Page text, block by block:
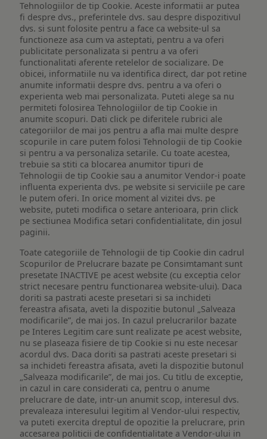
Tehnologiilor de tip Cookie. Aceste informatii ar putea
fi despre dvs., preferintele dvs. sau despre dispozitivul
dvs. si sunt folosite pentru a face ca website-ul sa
functioneze asa cum va asteptati, pentru a va oferi
publicitate personalizata si pentru a va oferi
functionalitati aferente retelelor de socializare. De
obicei, informatiile nu va identifica direct, dar pot retine
anumite informatii despre dvs. pentru a va oferi o
experienta web mai personalizata. Puteti alege sa nu
permiteti folosirea Tehnologiilor de tip Cookie in
anumite scopuri. Dati click pe diferitele rubrici ale
categoriilor de mai jos pentru a afla mai multe despre
scopurile in care putem folosi Tehnologii de tip Cookie
si pentru a va personaliza setarile. Cu toate acestea,
trebuie sa stiti ca blocarea anumitor tipuri de
Tehnologii de tip Cookie sau a anumitor Vendor-i poate
influenta experienta dvs. pe website si serviciile pe care
le putem oferi. In orice moment al vizitei dvs. pe
website, puteti modifica o setare anterioara, prin click
pe sectiunea Modifica setari confidentialitate, din josul
paginii.
Toate categoriile de Tehnologii de tip Cookie din cadrul
Scopurilor de Prelucrare bazate pe Consimtamant sunt
presetate INACTIVE pe acest website (cu exceptia celor
strict necesare pentru functionarea website-ului). Daca
doriti sa pastrati aceste presetari si sa inchideti
fereastra afisata, aveti la dispozitie butonul „Salveaza
modificarile”, de mai jos. In cazul prelucrarilor bazate
pe Interes Legitim care sunt realizate pe acest website,
nu se plaseaza fisiere de tip Cookie si nu este necesar
acordul dvs. Daca doriti sa pastrati aceste presetari si
sa inchideti fereastra afisata, aveti la dispozitie butonul
„Salveaza modificarile”, de mai jos. Cu titlu de exceptie,
in cazul in care considerati ca, pentru o anume
prelucrare de date, intr-un anumit scop, interesul dvs.
prevaleaza interesului legitim al Vendor-ului respectiv,
va puteti exercita dreptul de opozitie la prelucrare, prin
accesarea politicii de confidentialitate a Vendor-ului in